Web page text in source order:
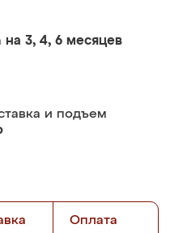
на 3, 4, 6 месяцев
и подъем
Оплата